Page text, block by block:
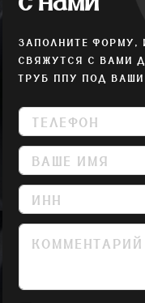
ЗАПОЛНИТЕ ФОРМУ,
СВЯЖУТСЯ С ВАМИ
ТРУБ ППУ ПОД